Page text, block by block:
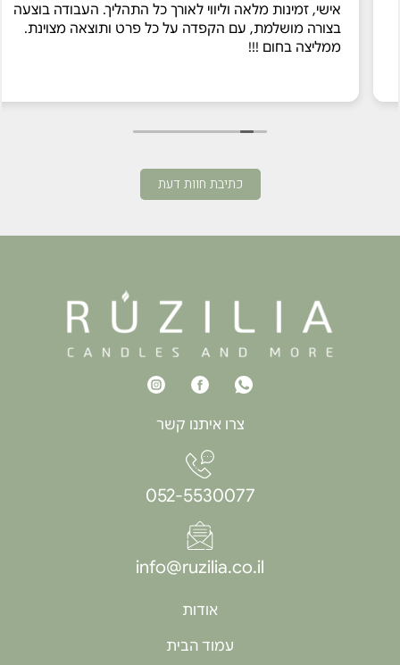
אישי, זמינות מלאה וליווי לאורך כל התהליך. העבודה בוצעה
בצורה מושלמת, עם הקפדה על כל פרט ותוצאה מצוינת.
ממליצה בחום !!!
כתיבת חוות דעת
צרו איתנו קשר
052-5530077
info@ruzilia.co.il
אודות
עמוד הבית